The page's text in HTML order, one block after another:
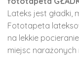
Lateks jest gładki,
Fototapeta
na lekkie
miejsc